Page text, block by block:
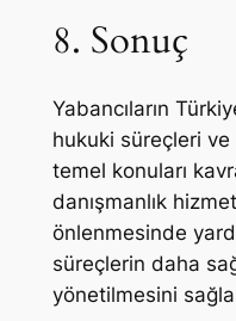
8. Sonuç
Yabancıların
hukuki süreçleri
temel konuları
danışmanlık
önlenmesinde
süreçlerin daha
yönetilmesini